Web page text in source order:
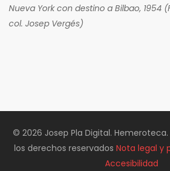
Nueva York con destino a Bilbao, 1954
col. Josep Vergés)
© 2026 Josep Pla Digital.
los derechos reservados Nota legal y
Accesibilidad